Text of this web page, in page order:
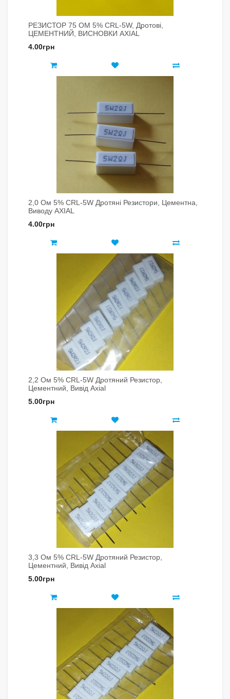
РЕЗИСТОР 75 ОМ 5% CRL-5W, Дротові,
ЦЕМЕНТНИЙ, ВИСНОВКИ AXIAL
4.00грн
2,0 Ом 5% CRL-5W Дротяні Резистори, Цементна,
Виводу AXIAL
4.00грн
2,2 Ом 5% CRL-5W Дротяний Резистор,
Цементний, Вивід Axial
5.00грн
3,3 Ом 5% CRL-5W Дротяний Резистор,
Цементний, Вивід Axial
5.00грн